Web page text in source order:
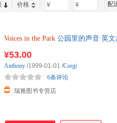
价格 - 配
Voices in the Park 公园里的声音 英
¥53.00
瑞雅图书专营店
6条评论
Anthony /1999-01-01 /Corgi